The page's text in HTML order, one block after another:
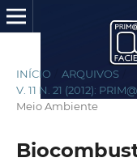
INÍCIO ARQUIVOS
V. 11 N. 21 (2012):
Meio Ambiente